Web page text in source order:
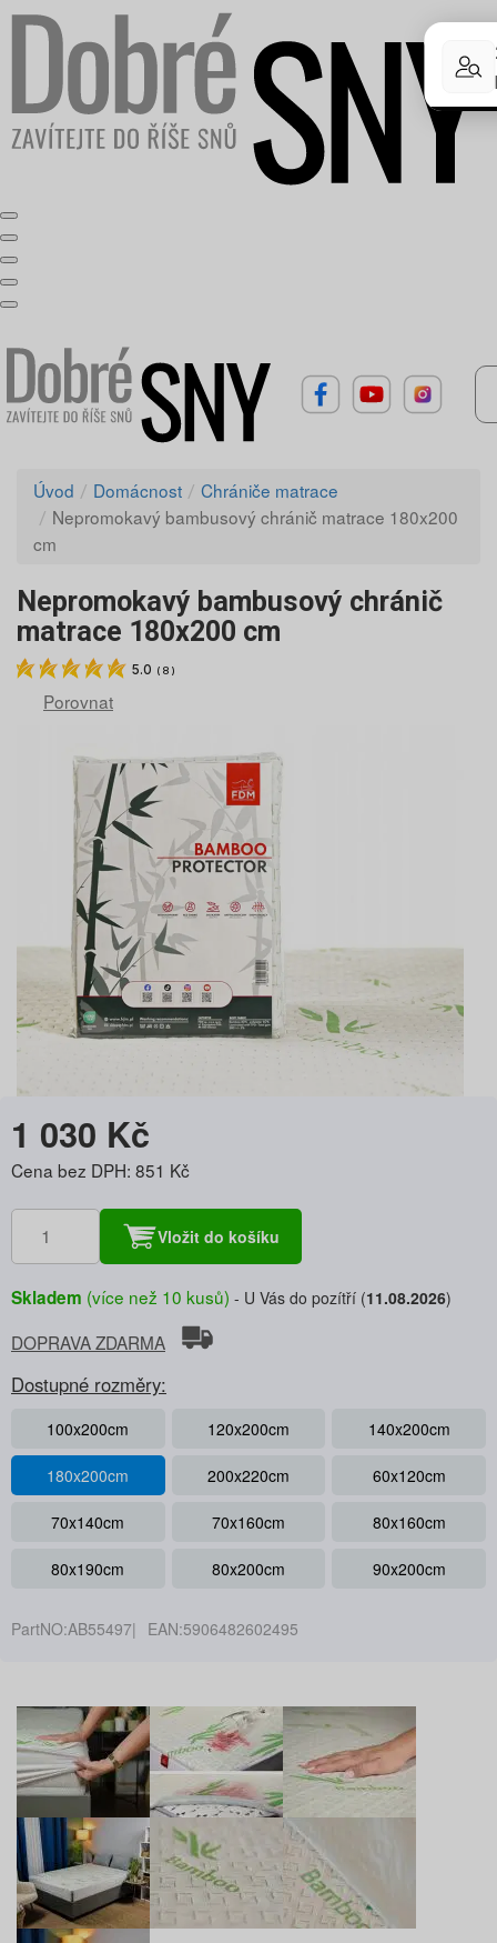
Úvod Domácnost
Chrániče matrace
Nepromokavý bambusový chránič matrace 180x200
cm
Nepromokavý bambusový chránič
matrace 180x200 cm
5.0 ( 8 )
Porovnat
1 030 Kč
Cena bez DPH: 851 Kč
Vložit do košíku
Skladem (více než 10 kusů) U Vás do pozítří (11.08.2026)
DOPRAVA ZDARMA
Dostupné rozměry:
100x200cm 120x200cm 140x200cm
180x200cm 200x220cm 60x120cm
70x140cm 70x160cm 80x160cm
80x190cm 80x200cm 90x200cm
PartNO:AB55497 EAN:5906482602495